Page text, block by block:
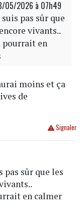
05/2026 à 07h49
pas sûr que
vivants..
pourrait en
moins et ça
de
Signaler
pas sûr que les
en calmer